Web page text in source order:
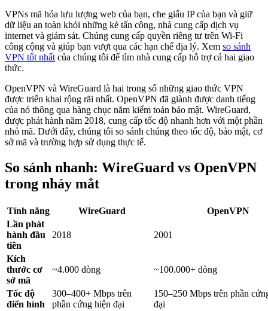
VPNs mã hóa lưu lượng web của bạn, che giấu IP của bạn và giữ
dữ liệu an toàn khỏi những kẻ tấn công, nhà cung cấp dịch vụ
internet và giám sát. Chúng cung cấp quyền riêng tư trên Wi-Fi
công cộng và giúp bạn vượt qua các hạn chế địa lý. Xem so sánh
VPN tốt nhất của chúng tôi để tìm nhà cung cấp hỗ trợ cả hai giao
thức.
OpenVPN và WireGuard là hai trong số những giao thức VPN
được triển khai rộng rãi nhất. OpenVPN đã giành được danh tiếng
của nó thông qua hàng chục năm kiểm toán bảo mật. WireGuard,
được phát hành năm 2018, cung cấp tốc độ nhanh hơn với một phần
nhỏ mã. Dưới đây, chúng tôi so sánh chúng theo tốc độ, bảo mật, cơ
sở mã và trường hợp sử dụng thực tế.
So sánh nhanh: WireGuard vs OpenVPN
trong nháy mắt
Tính năng WireGuard
OpenVPN
Lần phát
hành đầu
tiên
2018 2001
Kích
thước cơ
sở mã
~4.000 dòng ~100.000+ dòng
Tốc độ
điển hình
300–400+ Mbps trên
phần cứng hiện đại
150–250 Mbps trên phần
đại